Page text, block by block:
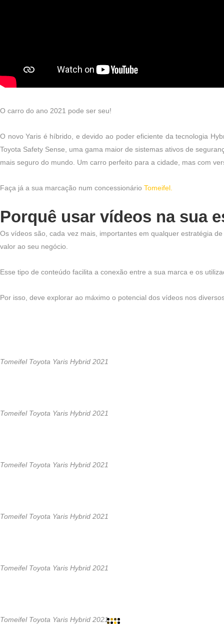
O carro do ano 2021 pode ser seu!
O novo Yaris é híbrido, e devido ao poder eficiente da tecnologia
Toyota Safety Sense, uma gama maior de sistemas ativos de
mais seguro do mundo. Um carro perfeito para a cidade, mas com
Faça já a sua marcação num concessionário Tomeifel.
Porquê usar vídeos na sua
Os vídeos são, cada vez mais, importantes em qualquer estratégia
valor ao seu negócio.
Esse tipo de conteúdo facilita a conexão entre a sua marca e os
Por isso, deve explorar ao máximo o potencial dos vídeos nos
Tomeifel Toyota Yaris Hybrid 2021
Tomeifel Toyota Yaris Hybrid 2021
Tomeifel Toyota Yaris Hybrid 2021
Tomeifel Toyota Yaris Hybrid 2021
Tomeifel Toyota Yaris Hybrid 2021
Tomeifel Toyota Yaris Hybrid 2021